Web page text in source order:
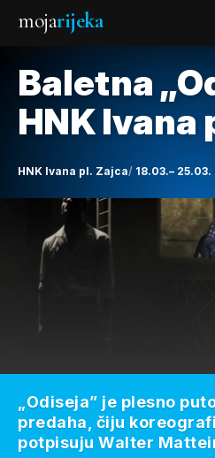
mojarijeka
Baletna
HNK Ivana
HNK Ivana pl. Zajca 18.03.– 25.03.
„Odiseja” je plesno
predaha, čiju
potpisuju Walter